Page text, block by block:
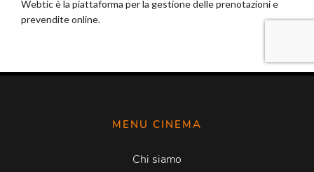
MENU CINEMA
Chi siamo